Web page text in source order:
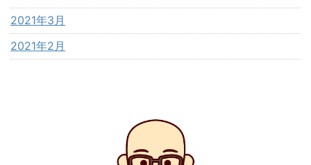
2021年3月
2021年2月